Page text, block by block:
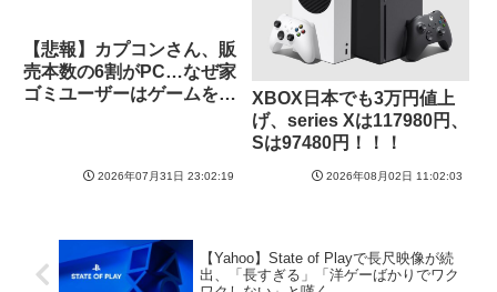
【悲報】カプコンさん、販
売本数の6割がPC…なぜ家
ゴミユーザーはゲームを買
2026年07月31日 23:02:19
XBOX日本でも3万円値上
げ、series Xは117980円、
Sは97480円！！！
2026年08月02日 11:02:03
【Yahoo】State of Playで長尺映像が続
出、「長すぎる」「洋ゲーばかりでワク